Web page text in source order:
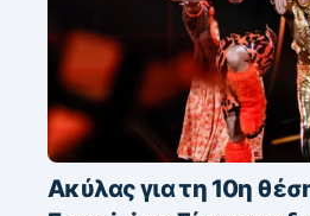
Ακύλας για τη 10η